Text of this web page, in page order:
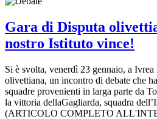
Gara di Disputa
nostro Istituto vince!
Si è svolta, venerdì 23 gennaio, a
olivettiana, un incontro di debate che
squadre provenienti in larga parte da
la vittoria dellaGagliarda, squadra
(ARTICOLO COMPLETO